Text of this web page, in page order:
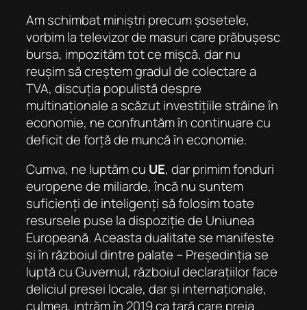
Am schimbat miniștri precum șosetele,
vorbim la televizor de masuri care prăbușesc
bursa, impozităm tot ce mișcă, dar nu
reușim să creștem gradul de colectare a
TVA, discuția populistă despre
multinaționale a scăzut investițiile străine în
economie, ne confruntăm în continuare cu
deficit de forță de muncă în economie.
Cumva, ne luptăm cu UE, dar primimfonduri
europenede miliarde, încă nu suntem
suficienți de inteligenți să folosim toate
resursele puse la dispoziție de Uniunea
Europeană. Aceasta dualitate se manifeste
și în războiul dintre palate – Președinția se
luptă cu Guvernul, războiul declarațiilor face
deliciul presei locale, dar și internaționale,
culmea, intrăm în 2019 ca țară care preia